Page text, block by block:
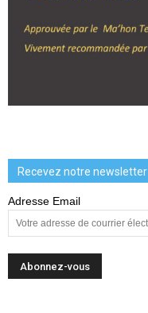
Recevez notre newsletter
Adresse Email